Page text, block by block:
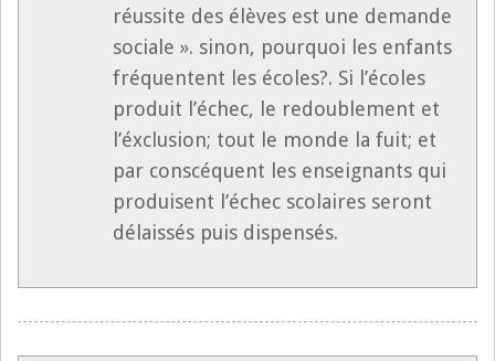
réussite des élèves est une demande
sociale ». sinon, pourquoi les enfants
fréquentent les écoles?. Si l’écoles
produit l’échec, le redoublement et
l’éxclusion; tout le monde la fuit; et
par conscéquent les enseignants qui
produisent l’échec scolaires seront
délaissés puis dispensés.